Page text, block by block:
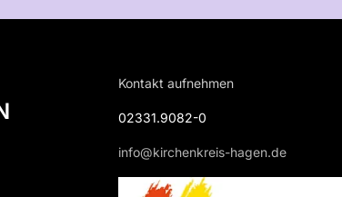
Kontakt aufnehmen
02331.9082-0
info@kirchenkreis-hagen.de